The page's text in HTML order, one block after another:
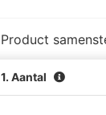
Product
1. Aantal